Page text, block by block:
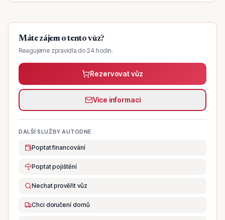
Máte zájem o tento vůz?
Reagujeme zpravidla do 24 hodin.
Rezervovat vůz
Více informací
DALŠÍ SLUŽBY AUTODNE
Poptat financování
Poptat pojištění
Nechat prověřit vůz
Chci doručení domů